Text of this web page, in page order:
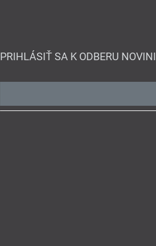
PRIHLÁSIŤ SA K ODBERU